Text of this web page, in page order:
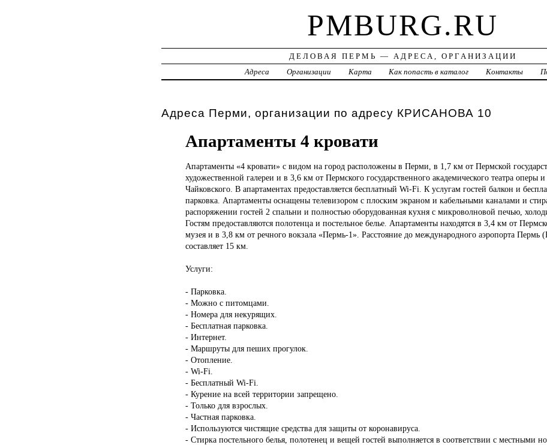
PMBURG.RU
ДЕЛОВАЯ ПЕРМЬ — АДРЕСА, ОРГАНИЗАЦИИ
Адреса
Организации Карта Как попасть в каталог Контакты
Адреса Перми, организации по адресу КРИСАНОВА 10
Апартаменты 4 кровати
Апартаменты «4 кровати» с видом на город расположены в Перми, в 1,7 км от Пермской
художественной галереи и в 3,6 км от Пермского государственного академического театра оперы
Чайковского. В апартаментах предоставляется бесплатный Wi-Fi. К услугам гостей балкон и
парковка. Апартаменты оснащены телевизором с плоским экраном и кабельными каналами и
распоряжении гостей 2 спальни и полностью оборудованная кухня с микроволновой печью,
Гостям предоставляются полотенца и постельное белье. Апартаменты находятся в 3,4 км от
музея и в 3,8 км от речного вокзала «Пермь-1». Расстояние до международного аэропорта Пермь
составляет 15 км.
Услуги:
- Парковка.
- Можно с питомцами.
- Номера для некурящих.
- Бесплатная парковка.
- Интернет.
- Маршруты для пеших прогулок.
- Отопление.
- Wi-Fi.
- Бесплатный Wi-Fi.
- Курение на всей территории запрещено.
- Только для взрослых.
- Частная парковка.
- Используются чистящие средства для защиты от коронавируса.
- Стирка постельного белья, полотенец и вещей гостей выполняется в соответствии с местными